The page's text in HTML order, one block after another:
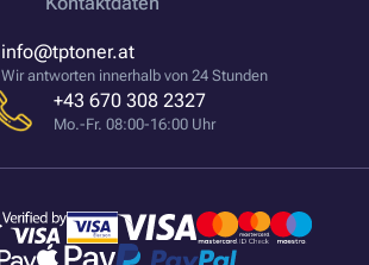
info@tptoner.at
Wir antworten innerhalb von 24 Stunden
+43 670 308 2327
Mo.-Fr. 08:00-16:00 Uhr